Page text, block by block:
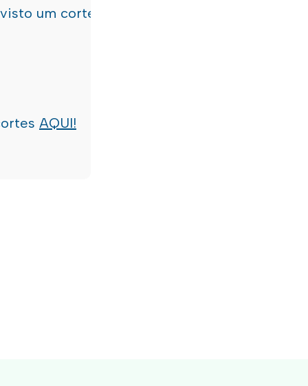
um corte de água
AQUI!